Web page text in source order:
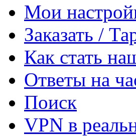
Мои
Заказать /
Как стать
Ответы на
Поиск
VPN в